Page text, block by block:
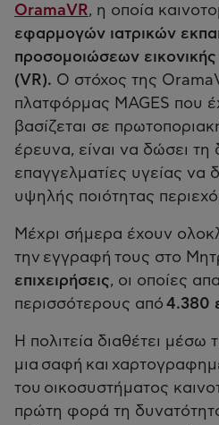
OramaVR, η οποία
εφαρμογών ιατρικών
προσομοιώσεων εικονικής
(VR). Ο στόχος της
πλατφόρμας MAGES που
βασίζεται σε
έρευνα, είναι να δώσει τη
επαγγελματίες υγείας να
υψηλής ποιότητας
Μέχρι σήμερα έχουν
την εγγραφή τους στο
επιχειρήσεις, οι οποίες
περισσότερους από 4.380
Η πολιτεία διαθέτει
μια σαφή και
του οικοσυστήματος
πρώτη φορά τη